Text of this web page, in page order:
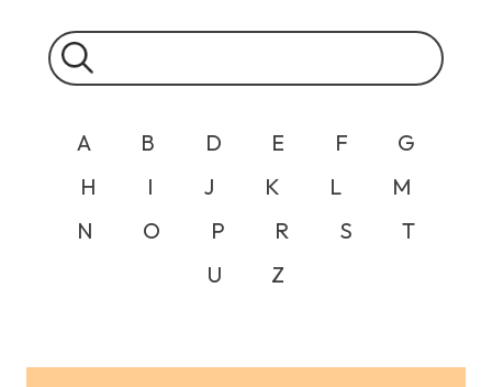
A B D E F
G
H
I J K L
M
N
O P R S
T
U
Z